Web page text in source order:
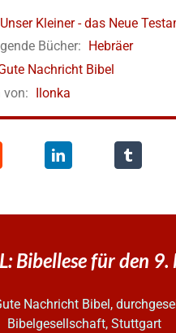
Unser Kleiner - das Neue
Bücher:
Hebräer
Nachricht Bibel
von: Ilonka
Bibellese für den
Nachricht Bibel,
Bibelgesellschaft, Stuttgart